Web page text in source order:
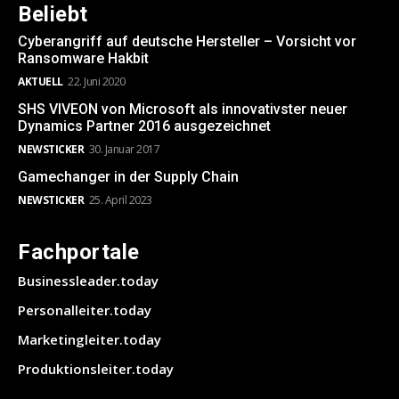
Beliebt
Cyberangriff auf deutsche Hersteller – Vorsicht vor
Ransomware Hakbit
AKTUELL 22. Juni 2020
SHS VIVEON von Microsoft als innovativster neuer
Dynamics Partner 2016 ausgezeichnet
NEWSTICKER 30. Januar 2017
Gamechanger in der Supply Chain
NEWSTICKER 25. April 2023
Fachportale
Businessleader.today
Personalleiter.today
Marketingleiter.today
Produktionsleiter.today